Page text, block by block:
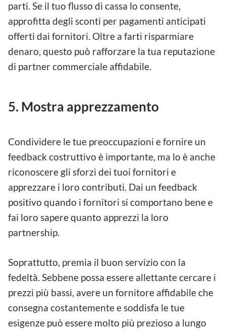
parti. Se il tuo flusso di cassa lo consente,
approfitta degli sconti per pagamenti anticipati
offerti dai fornitori. Oltre a farti risparmiare
denaro, questo può rafforzare la tua reputazione
di partner commerciale affidabile.
5. Mostra apprezzamento
Condividere le tue preoccupazioni e fornire un
feedback costruttivo è importante, ma lo è anche
riconoscere gli sforzi dei tuoi fornitori e
apprezzare i loro contributi. Dai un feedback
positivo quando i fornitori si comportano bene e
fai loro sapere quanto apprezzi la loro
partnership.
Soprattutto, premia il buon servizio con la
fedeltà. Sebbene possa essere allettante cercare i
prezzi più bassi, avere un fornitore affidabile che
consegna costantemente e soddisfa le tue
esigenze può essere molto più prezioso a lungo